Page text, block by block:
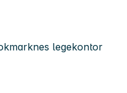
legekontor